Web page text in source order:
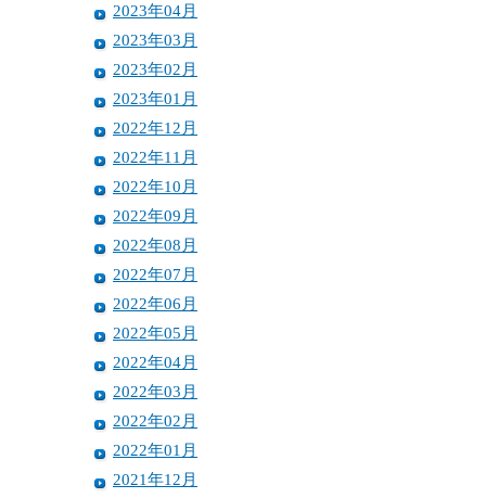
2023年04月
2023年03月
2023年02月
2023年01月
2022年12月
2022年11月
2022年10月
2022年09月
2022年08月
2022年07月
2022年06月
2022年05月
2022年04月
2022年03月
2022年02月
2022年01月
2021年12月